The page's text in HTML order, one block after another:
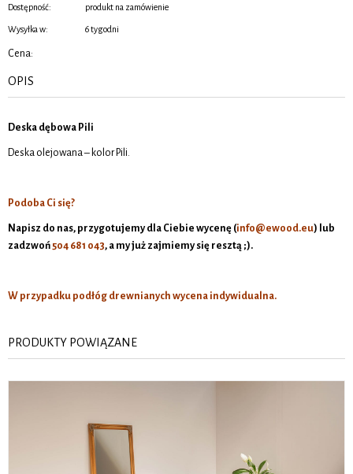
Dostępność: produkt na zamówienie
Wysyłka w: 6 tygodni
Cena:
OPIS
Deska dębowa Pili
Deska olejowana – kolor Pili.
Podoba Ci się?
Napisz do nas, przygotujemy dla Ciebie wycenę (info@ewood.eu) lub
zadzwoń 504 681 043, a my już zajmiemy się resztą ;).
W przypadku podłóg drewnianych wycena indywidualna.
PRODUKTY POWIĄZANE